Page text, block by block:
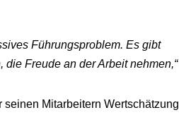
Führungsproblem. Es gibt
Freude an der Arbeit nehmen,“
Mitarbeitern Wertschätzung